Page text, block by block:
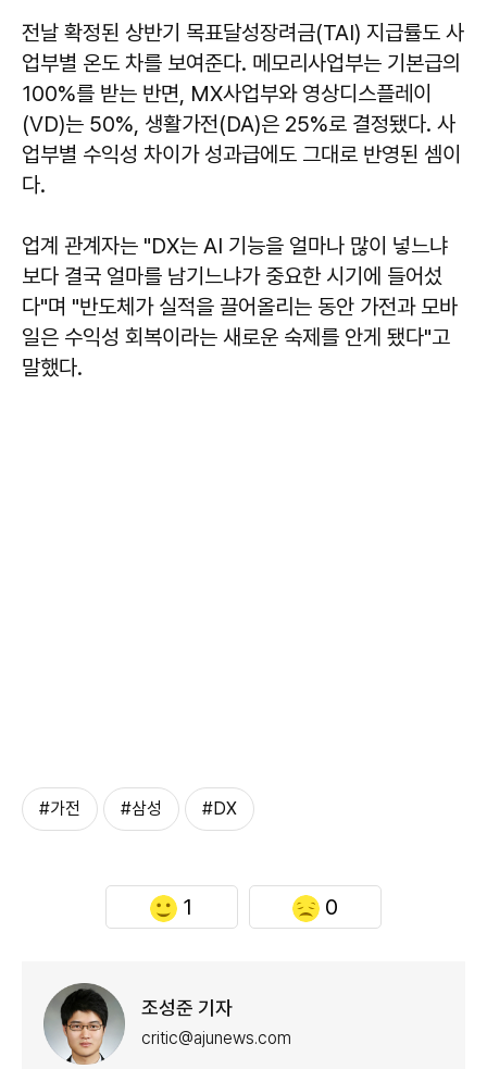
전날 확정된 상반기 목표달성장려금(TAI) 지급률도 사
업부별 온도 차를 보여준다. 메모리사업부는 기본급의
100%를 받는 반면, MX사업부와 영상디스플레이
(VD)는 50%, 생활가전(DA)은 25%로 결정됐다. 사
업부별 수익성 차이가 성과급에도 그대로 반영된 셈이
다.
업계 관계자는 "DX는 AI 기능을 얼마나 많이 넣느냐
보다 결국 얼마를 남기느냐가 중요한 시기에 들어섰
다"며 "반도체가 실적을 끌어올리는 동안 가전과 모바
일은 수익성 회복이라는 새로운 숙제를 안게 됐다"고
말했다.
#가전 #삼성 #DX
1 0
조성준 기자
critic@ajunews.com